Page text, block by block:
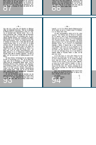
87 88
93 94